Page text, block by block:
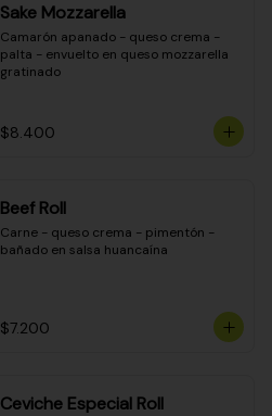
Sake Mozzarella
Camarón apanado - queso crema -
palta - envuelto en queso mozzarella
gratinado
$8.400
Beef Roll
Carne - queso crema - pimentón -
bañado en salsa huancaína
$7.200
Ceviche Especial Roll